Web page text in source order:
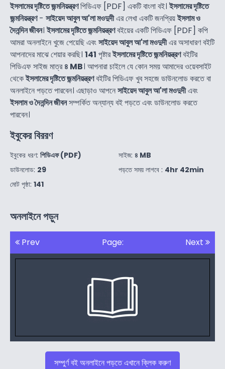
ইসলামের দৃষ্টিতে জন্মনিয়ন্ত্রণপিডিএফ [PDF] একটি বাংলা বই। ইসলামের দৃষ্টিতে
জন্মনিয়ন্ত্রণ- সাইয়েদ আবুল আ'লা মওদুদীএর লেখা একটি জনপ্রিয়ইসলাম ও
দৈনন্দিন জীবন। ইসলামের দৃষ্টিতে জন্মনিয়ন্ত্রণবইয়ের একটি পিডিএফ [PDF] কপি
আমরা অনলাইনে খুজে পেয়েছি এবংসাইয়েদ আবুল আ'লা মওদুদীএর অসাধারণ বইটি
আপনাদের মাঝে শেয়ার করছি। 141 পৃষ্টারইসলামের দৃষ্টিতে জন্মনিয়ন্ত্রণবইটির
পিডিএফ সাইজ মাত্র৪ MB। আপনারা চাইলে যে কোন সময় আমাদের ওয়েবসাইট
থেকেইসলামের দৃষ্টিতে জন্মনিয়ন্ত্রণবইটির পিডিএফ খুব সহজে ডাউনলোড করতে বা
অনলাইনে পড়তে পারবেন। এছাড়াও আপনেসাইয়েদ আবুল আ'লা মওদুদীএবং
ইসলাম ও দৈনন্দিন জীবনসম্পর্কিত অন্যান্য বই পড়তে এবং ডাউনলোড করতে
পারবেন।
ইবুকের বিররণ
ইবুকের ধরণ: পিডিএফ (PDF)
ডাউনলোড: 29
মোট পৃষ্ঠা: 141
সাইজ: ৪ MB
পড়তে সময় লাগবে : 4hr 42min
অনলাইনে পড়ুন
Prev Page: Next
সম্পুর্ণ বই অনলাইনে পড়তে এখানে ক্লিক করুণ